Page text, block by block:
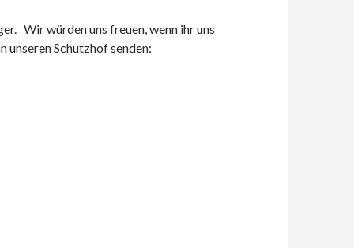
Wir würden uns freuen, wenn ihr uns
Schutzhof senden: